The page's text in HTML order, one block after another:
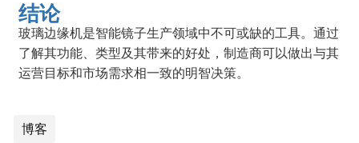
结论
玻璃边缘机是智能镜子生产领域中不可或缺的工具。通过
了解其功能、类型及其带来的好处，制造商可以做出与其
运营目标和市场需求相一致的明智决策。
博客